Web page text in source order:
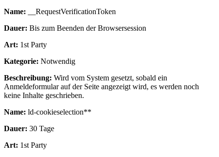
Name: __RequestVerificationToken
Dauer: Bis zum Beenden der Browsersession
Art: 1st Party
Kategorie: Notwendig
Beschreibung: Wird vom System gesetzt, sobald ein
Anmeldeformular auf der Seite angezeigt wird, es werden noch
keine Inhalte geschrieben.
Name: ld-cookieselection**
Dauer: 30 Tage
Art: 1st Party